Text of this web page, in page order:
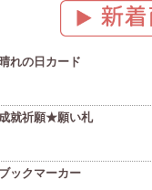
れの日カード
就祈願★願い札
ックマーカー